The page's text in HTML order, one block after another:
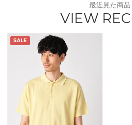
最近見た商品
VIEW
SALE